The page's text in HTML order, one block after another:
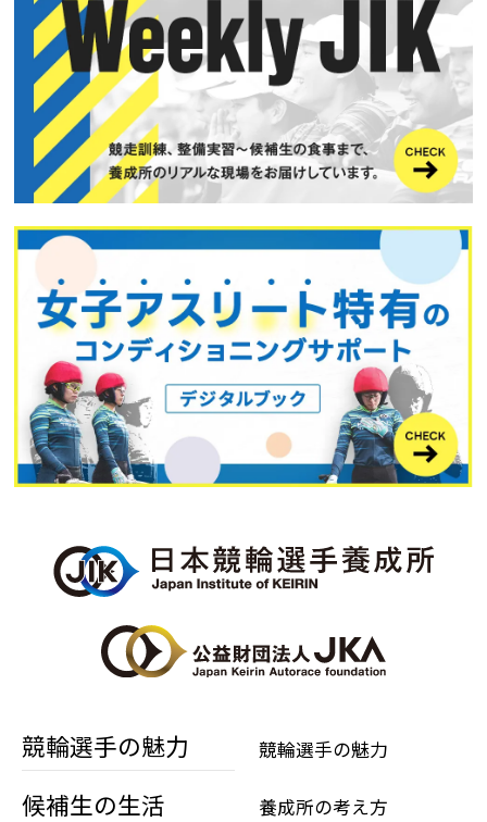
競輪選手の魅力 競輪選手の魅力
候補生の生活
養成所の考え方